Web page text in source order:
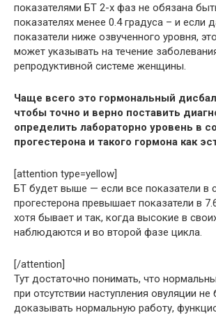
показателями БТ 2-х фаз не обязана
показателях менее 0.4 градуса – и если
показатели ниже озвученного уровня,
может указывать на течение
репродуктивной системе женщины.
Чаще всего это гормональный
чтобы точно и верно поставить
определить лабораторно уровень в
прогестерона и такого гормона как
[attention type=yellow]
БТ будет выше — если все показатели в
прогестерона превышает показатели в
хотя бывает и так, когда высокие в
наблюдаются и во второй фазе цикла.
[/attention]
Тут достаточно понимать, что
при отсутствии наступления овуляции не
доказывать нормальную работу,